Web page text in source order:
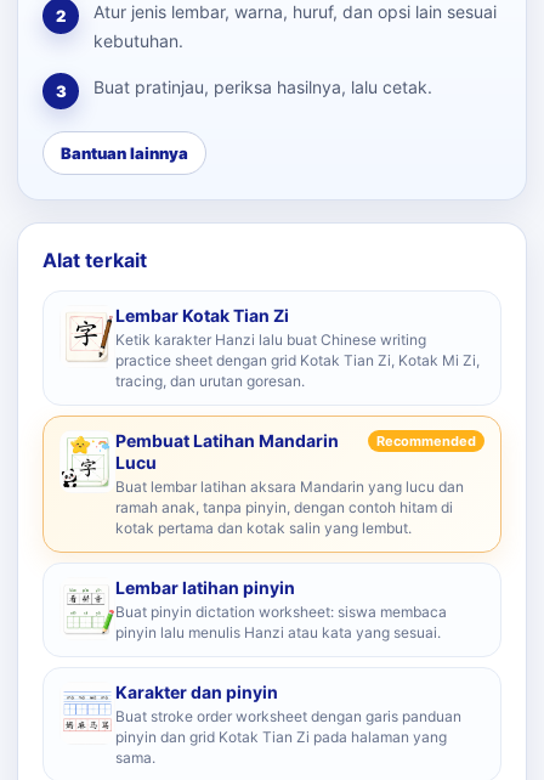
2
Atur jenis lembar, warna, huruf, dan opsi lain sesuai
kebutuhan.
3 Buat pratinjau, periksa hasilnya, lalu cetak.
Bantuan lainnya
Alat terkait
Lembar Kotak Tian Zi
Ketik karakter Hanzi lalu buat Chinese writing
practice sheet dengan grid Kotak Tian Zi, Kotak Mi Zi,
tracing, dan urutan goresan.
Pembuat Latihan Mandarin
Lucu
Recommended
Buat lembar latihan aksara Mandarin yang lucu dan
ramah anak, tanpa pinyin, dengan contoh hitam di
kotak pertama dan kotak salin yang lembut.
Lembar latihan pinyin
Buat pinyin dictation worksheet: siswa membaca
pinyin lalu menulis Hanzi atau kata yang sesuai.
Karakter dan pinyin
Buat stroke order worksheet dengan garis panduan
pinyin dan grid Kotak Tian Zi pada halaman yang
sama.